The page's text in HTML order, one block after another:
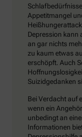
Appetitmangel
Depression kann
an gar nichts
zu kaum etwas
erschöpft. Auch
Suizidgedanken
Bei Verdacht auf
wenn ein
unbedingt an
Informationen